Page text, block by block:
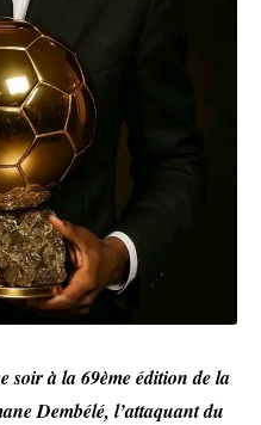
soir à la 69ème édition de la
Dembélé, l’attaquant du